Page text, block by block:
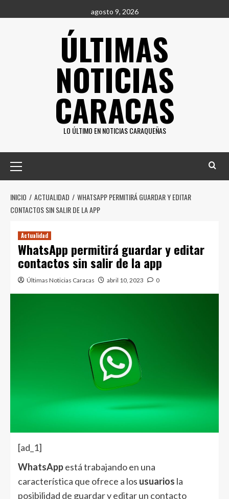
al
agosto 9, 2026
ÚLTIMAS
NOTICIAS
CARACAS
LO ÚLTIMO EN NOTICIAS CARAQUEÑAS
principal
INICIO ACTUALIDAD
WHATSAPP PERMITIRÁ GUARDAR Y EDITAR
CONTACTOS SIN SALIR DE LA APP
Actualidad
WhatsApp permitirá guardar y editar
contactos sin salir de la app
Últimas Noticias Caracas abril 10, 2023 0
[ad_1]
WhatsAppestá trabajando en una
característica que ofrece a los usuarios la
posibilidad de guardar y editar un contacto